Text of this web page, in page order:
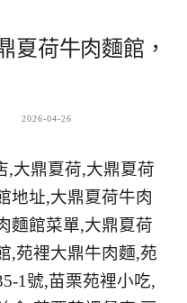
夏荷牛肉麵館，
2026-04-26